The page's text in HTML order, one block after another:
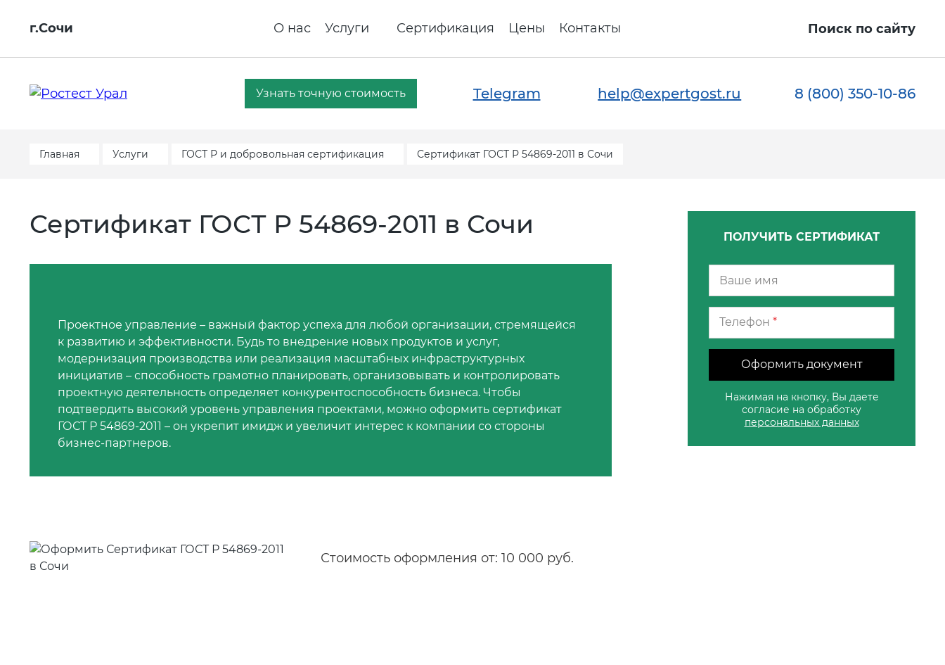
г.Сочи О нас Услуги Сертификация Цены Контакты Поиск по сайту
Узнать точную стоимость Telegram help@expertgost.ru 8 (800) 350-10-86
Главная Услуги ГОСТ Р и добровольная сертификация Сертификат ГОСТ Р 54869-2011 в Сочи
Сертификат ГОСТ Р 54869-2011 в Сочи
Проектное управление – важный фактор успеха для любой организации, стремящейся
к развитию и эффективности. Будь то внедрение новых продуктов и услуг,
модернизация производства или реализация масштабных инфраструктурных
инициатив – способность грамотно планировать, организовывать и контролировать
проектную деятельность определяет конкурентоспособность бизнеса. Чтобы
подтвердить высокий уровень управления проектами, можно оформить сертификат
ГОСТ Р 54869-2011 – он укрепит имидж и увеличит интерес к компании со стороны
бизнес-партнеров.
Стоимость оформления от: 10 000 руб.
ПОЛУЧИТЬ СЕРТИФИКАТ
Телефон *
Оформить документ
Нажимая на кнопку, Вы даете
согласие на обработку
персональных данных